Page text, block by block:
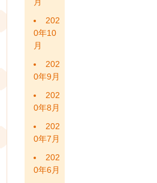
月
202
0年10
月
202
0年9月
202
0年8月
202
0年7月
202
0年6月